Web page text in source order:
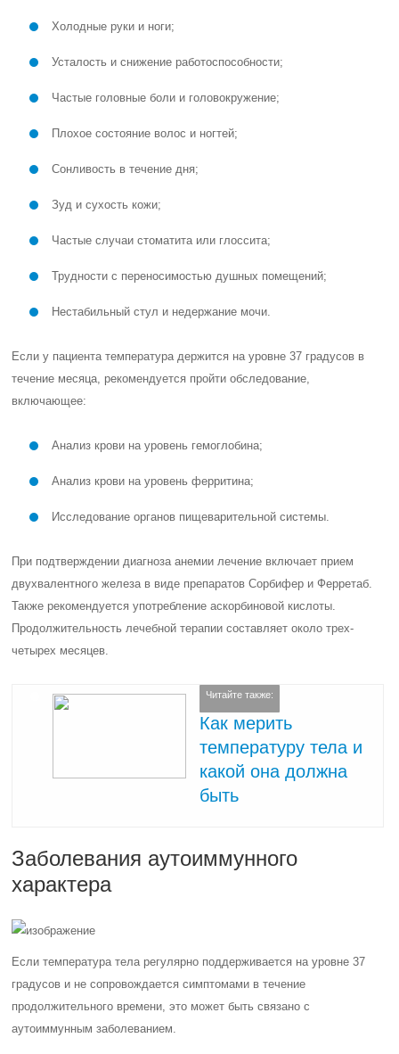
Холодные руки и ноги;
Усталость и снижение работоспособности;
Частые головные боли и головокружение;
Плохое состояние волос и ногтей;
Сонливость в течение дня;
Зуд и сухость кожи;
Частые случаи стоматита или глоссита;
Трудности с переносимостью душных помещений;
Нестабильный стул и недержание мочи.
Если у пациента температура держится на уровне 37 градусов в
течение месяца, рекомендуется пройти обследование,
включающее:
Анализ крови на уровень гемоглобина;
Анализ крови на уровень ферритина;
Исследование органов пищеварительной системы.
При подтверждении диагноза анемии лечение включает прием
двухвалентного железа в виде препаратов Сорбифер и Ферретаб.
Также рекомендуется употребление аскорбиновой кислоты.
Продолжительность лечебной терапии составляет около трех-
четырех месяцев.
Читайте также:
Как мерить
температуру тела и
какой она должна
быть
Заболевания аутоиммунного
характера
Если температура тела регулярно поддерживается на уровне 37
градусов и не сопровождается симптомами в течение
продолжительного времени, это может быть связано с
аутоиммунным заболеванием.